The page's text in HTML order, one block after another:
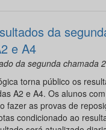
da
e A4
da segunda chamada
torna público os
A2 e A4. Os alunos
fazer as provas de
condicionado ao